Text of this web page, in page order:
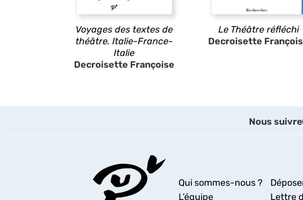
Voyages des textes de
théâtre. Italie-France-
Italie
Decroisette Françoise
Le Théâtre réfléchi
Decroisette
Nous suivre
Qui sommes-nous ?
L’équipe
Lettre